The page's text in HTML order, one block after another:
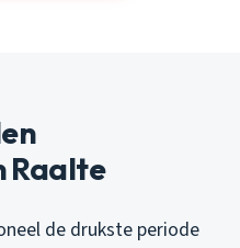
Raalte
de drukste periode